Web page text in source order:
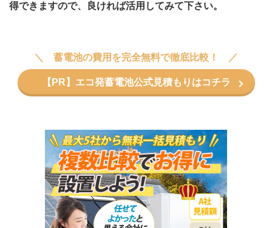
得できますので、良ければ活用してみて下さい。
蓄電池の費用を完全無料で徹底比較！
【PR】エコ発蓄電池公式見積もりはコチラ